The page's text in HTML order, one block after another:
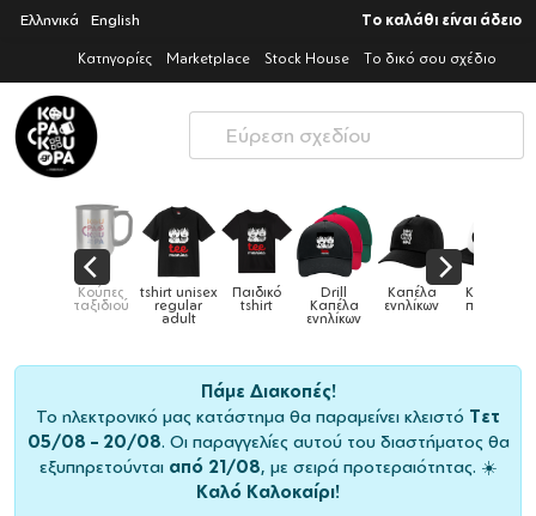
Ελληνικά English Το καλάθι είναι άδειο
Κατηγορίες Marketplace Stock House Το δικό σου σχέδιο
Drill
Καπέλα
Καπέλα
ενηλίκων
Καπέλα
παιδικά Κούπες Κούπες
ειδικές
Πάμε Διακοπές!
Το ηλεκτρονικό μας κατάστημα θα παραμείνει κλειστό Τετ
05/08 – 20/08. Οι παραγγελίες αυτού του διαστήματος θα
εξυπηρετούνται από 21/08, με σειρά προτεραιότητας. ☀️
Καλό Καλοκαίρι!